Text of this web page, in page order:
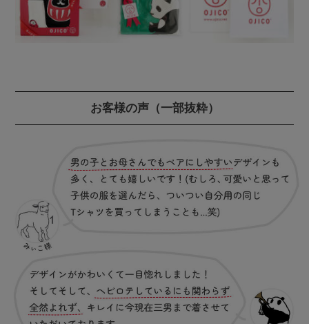
お客様の声（一部抜粋）